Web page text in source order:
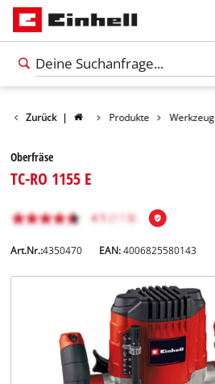
Deutsch
Zurück | Produkte Werkzeug
Oberfräse
TC-RO 1155 E
Art.Nr.:4350470 EAN:4006825580143